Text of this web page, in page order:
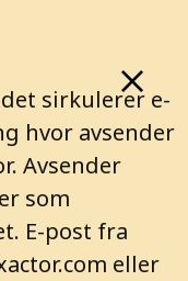
sirkulerer e-
hvor avsender
Avsender
som
E-post fra
eller